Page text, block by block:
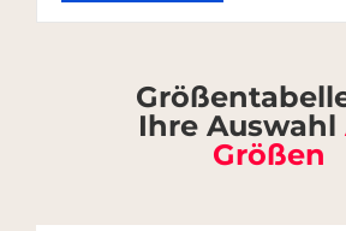
Ihre Auswahl
Größen